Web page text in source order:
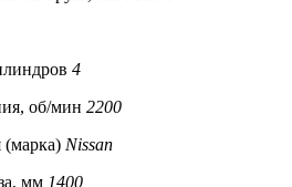
4
об/мин 2200
(марка) Nissan
мм 1400